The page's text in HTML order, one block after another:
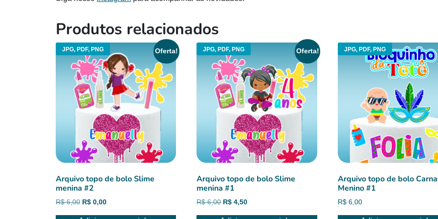
Produtos relacionados
JPG, PDF, PNG Oferta!
Arquivo topo de bolo Slime
menina #2
R$6,00 O
R$ 0,00O
JPG, PDF, PNG Oferta!
Arquivo topo de bolo Slime
menina #1
R$6,00 O
R$ 4,50O
JPG, PDF, PNG
Arquivo topo de bolo
Menino #1
R$6,00